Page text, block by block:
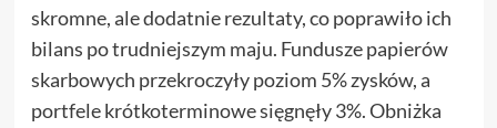
skromne, ale dodatnie rezultaty, co poprawiło ich
bilans po trudniejszym maju. Fundusze papierów
skarbowych przekroczyły poziom 5% zysków, a
portfele krótkoterminowe sięgnęły 3%. Obniżka